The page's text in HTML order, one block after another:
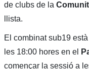
de clubs de la
llista.
El combinat sub19
les 18:00 hores en el
començar la sessió a